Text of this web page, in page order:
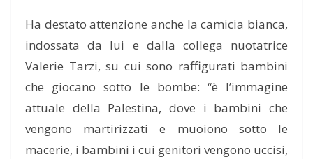
Ha destato attenzione anche la camicia bianca,
indossata da lui e dalla collega nuotatrice
Valerie Tarzi, su cui sono raffigurati bambini
che giocano sotto le bombe: “è l’immagine
attuale della Palestina, dove i bambini che
vengono martirizzati e muoiono sotto le
macerie, i bambini i cui genitori vengono uccisi,